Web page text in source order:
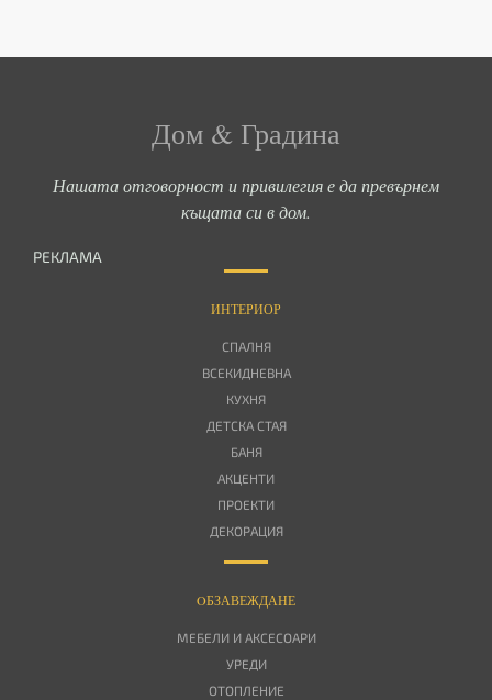
Дом & Градина
Нашата отговорност и привилегия е да превърнем
къщата си в дом.
РЕКЛАМА
ИНТЕРИОР
СПАЛНЯ
ВСЕКИДНЕВНА
КУХНЯ
ДЕТСКА СТАЯ
БАНЯ
АКЦЕНТИ
ПРОЕКТИ
ДЕКОРАЦИЯ
OБЗАВЕЖДАНЕ
МЕБЕЛИ И АКСЕСОАРИ
УРЕДИ
ОТОПЛЕНИЕ